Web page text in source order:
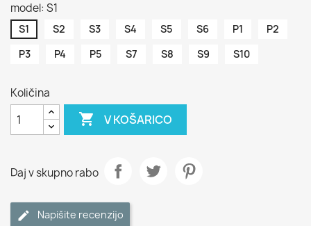
model: S1
S1 S2 S3 S4 S5 S6 P1
P2
P3
P4 P5 S7 S8 S9 S10
Količina
 V KOŠARICO
Daj v skupno rabo
Napišite recenzijo